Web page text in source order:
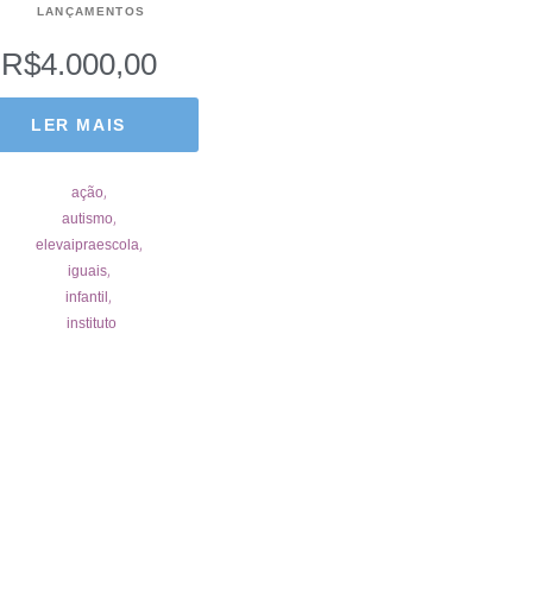
LANÇAMENTOS
R$4.000,00
LER MAIS
ação,
autismo,
elevaipraescola,
iguais,
infantil ,
instituto